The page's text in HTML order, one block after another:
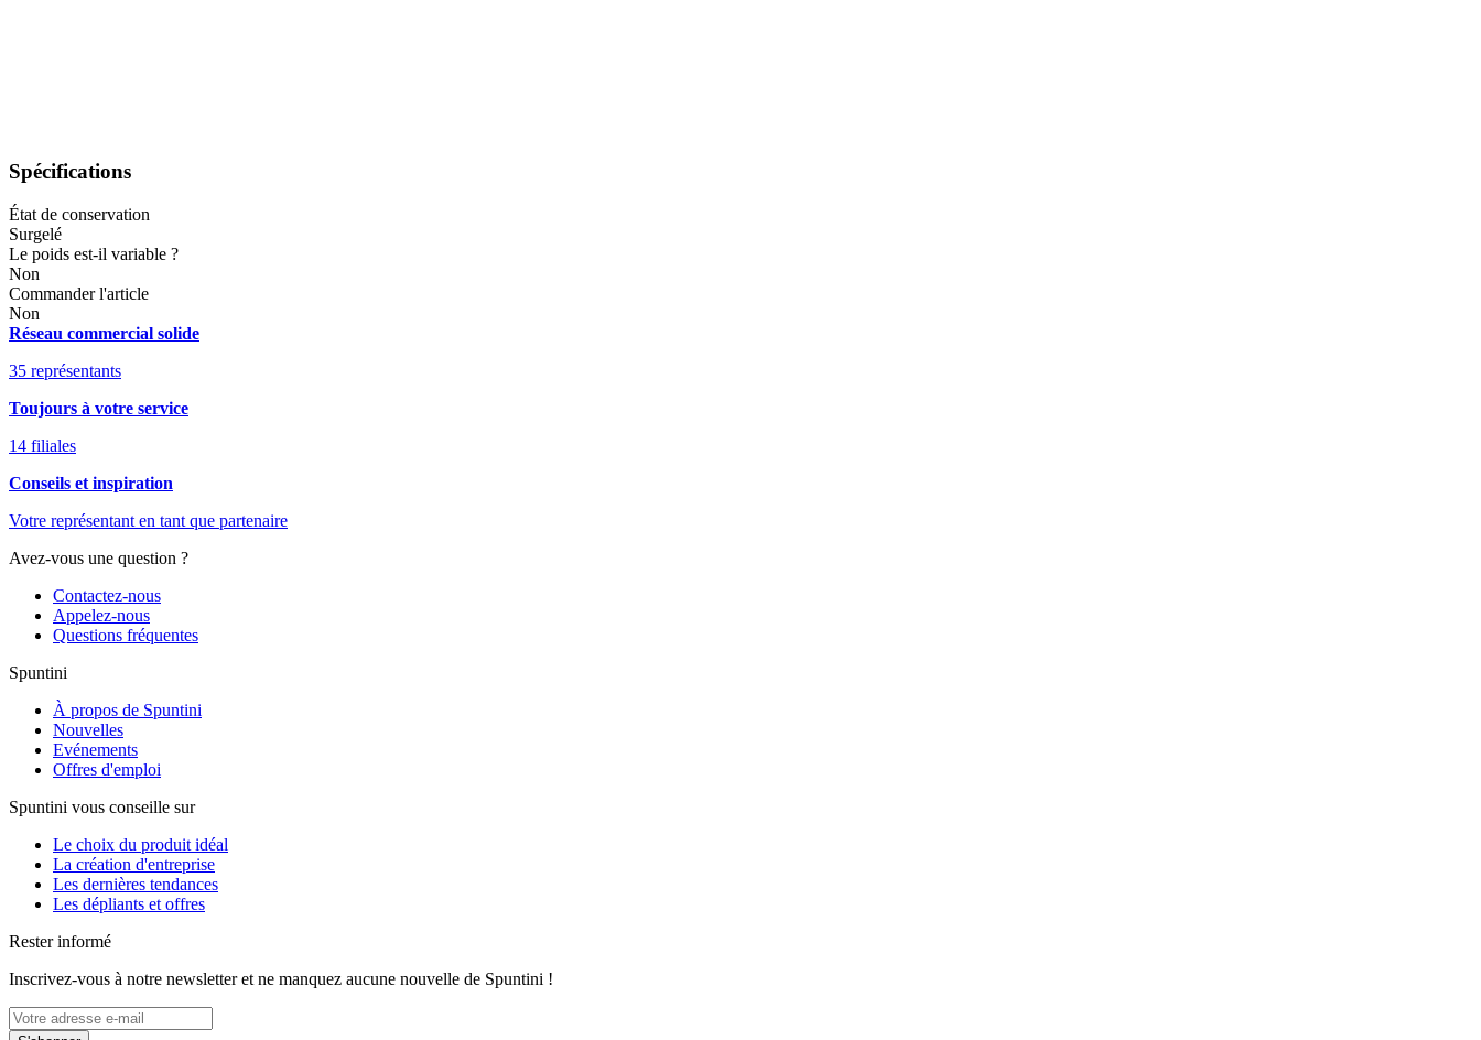
Spécifications
État de conservation
Surgelé
Le poids est-il variable ?
Non
Commander l'article
Non
Réseau commercial solide
35 représentants
Toujours à votre service
14 filiales
Conseils et inspiration
Votre représentant en tant que partenaire
Avez-vous une question ?
Contactez-nous
Appelez-nous
Questions fréquentes
Spuntini
À propos de Spuntini
Nouvelles
Evénements
Offres d'emploi
Spuntini vous conseille sur
Le choix du produit idéal
La création d'entreprise
Les dernières tendances
Les dépliants et offres
Rester informé
Inscrivez-vous à notre newsletter et ne manquez aucune nouvelle de Spuntini !